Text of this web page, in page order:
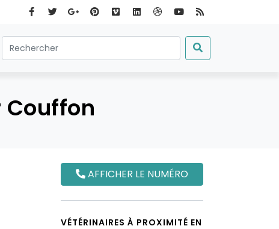
AFFICHER LE NUMÉRO
VÉTÉRINAIRES À PROXIMITÉ EN